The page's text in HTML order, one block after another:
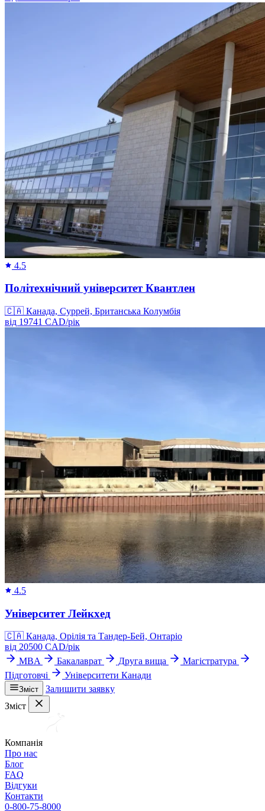
4.5
Політехнічний університет Квантлен
🇨🇦 Канада, Суррей, Британська Колумбія
від 19741 CAD/рік
4.5
Університет Лейкхед
🇨🇦 Канада, Орілія та Тандер-Бей, Онтаріо
від 20500 CAD/рік
MBA
Бакалаврат Друга вища
Магістратура
Підготовчі
Університети Канади
Зміст
Залишити заявку
Зміст
Компанія
Про нас
Блог
FAQ
Відгуки
Контакти
0-800-75-8000